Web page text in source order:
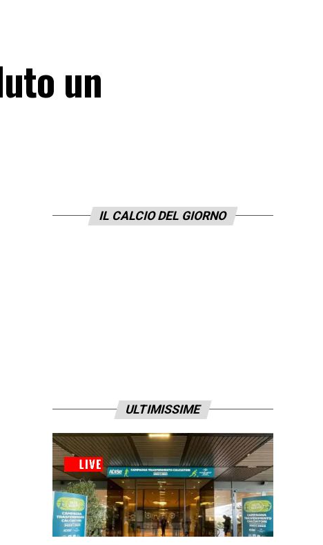
un
IL CALCIO DEL GIORNO
ULTIMISSIME